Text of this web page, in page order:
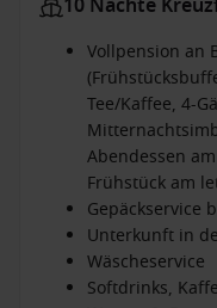
10 Nächte
Vollpension an
Tee/Kaffee, 4-
Abendessen
Frühstück am
Gepäckservice
Unterkunft in
Wäscheservice
Softdrinks,